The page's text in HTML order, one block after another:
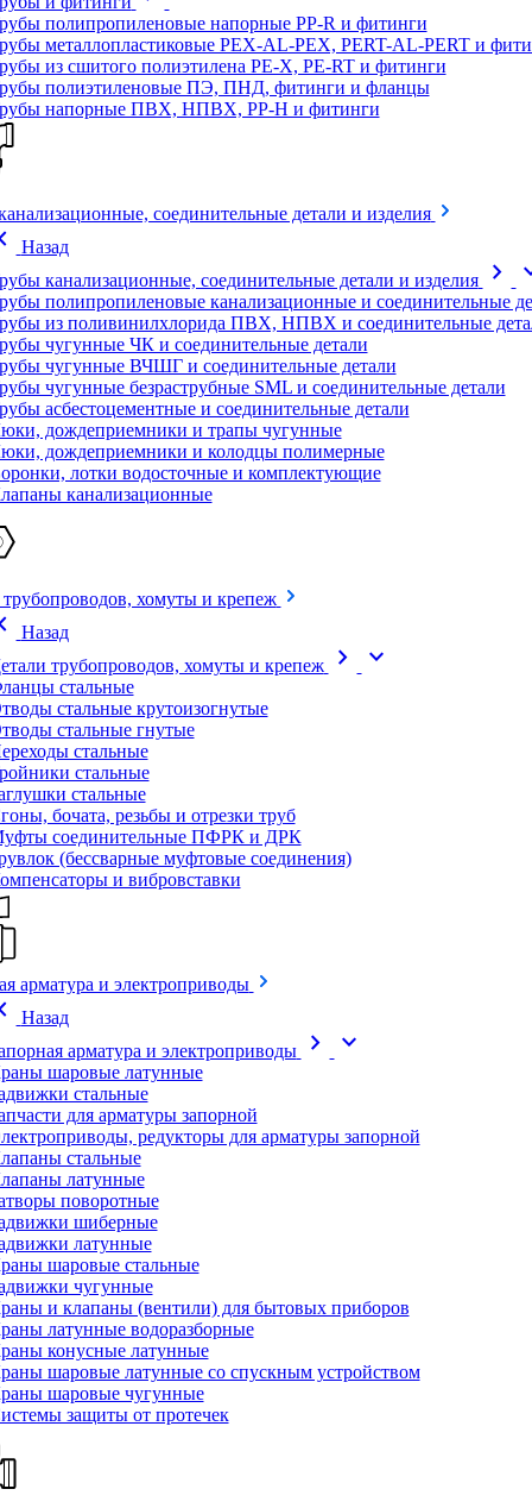
полипропиленовые напорные PP-R и фитинги
металлопластиковые PEX-AL-PEX, PERT-AL-PERT и
из сшитого полиэтилена PE-X, PE-RT и фитинги
полиэтиленовые ПЭ, ПНД, фитинги и фланцы
напорные ПВХ, НПВХ, PP-H и фитинги
соединительные детали и изделия
Назад
канализационные, соединительные детали и изделия
chevron_right
полипропиленовые канализационные и соединительные
из поливинилхлорида ПВХ, НПВХ и соединительные
чугунные ЧК и соединительные детали
чугунные ВЧШГ и соединительные детали
чугунные безраструбные SML и соединительные детали
асбестоцементные и соединительные детали
дождеприемники и трапы чугунные
дождеприемники и колодцы полимерные
лотки водосточные и комплектующие
канализационные
трубопроводов, хомуты и крепеж
Назад
трубопроводов, хомуты и крепеж
chevron_right expand_more
стальные
стальные крутоизогнутые
стальные гнутые
стальные
стальные
стальные
бочата, резьбы и отрезки труб
соединительные ПФРК и ДРК
(бессварные муфтовые соединения)
и вибровставки
арматура и электроприводы
Назад
арматура и электроприводы
chevron_right expand_more
шаровые латунные
стальные
для арматуры запорной
редукторы для арматуры запорной
стальные
латунные
поворотные
шиберные
латунные
шаровые стальные
чугунные
и клапаны (вентили) для бытовых приборов
латунные водоразборные
конусные латунные
шаровые латунные со спускным устройством
шаровые чугунные
защиты от протечек